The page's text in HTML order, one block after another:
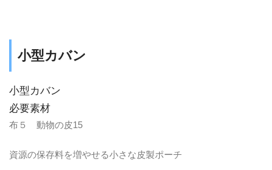
小型カバン
小型カバン
必要素材
布５ 動物の皮15
資源の保存料を増やせる小さな皮製ポーチ